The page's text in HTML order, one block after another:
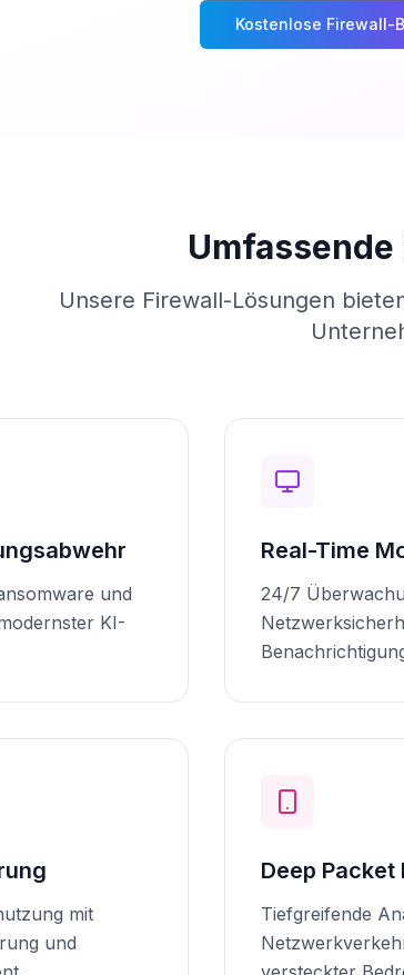
Kostenlose Firewall-
Unsere Firewall-Lösungen
und
KI-
Real-Time
24/7
mit
und
Deep Packet
Tiefgreifende